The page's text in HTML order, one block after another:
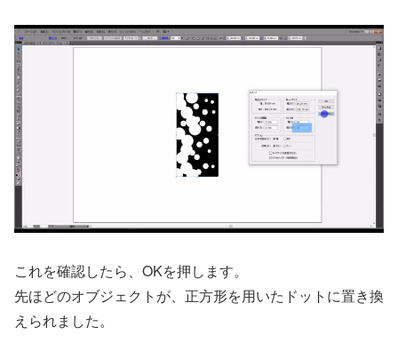
これを確認したら、OKを押します。
先ほどのオブジェクトが、正方形を用いたドットに置き換
えられました。